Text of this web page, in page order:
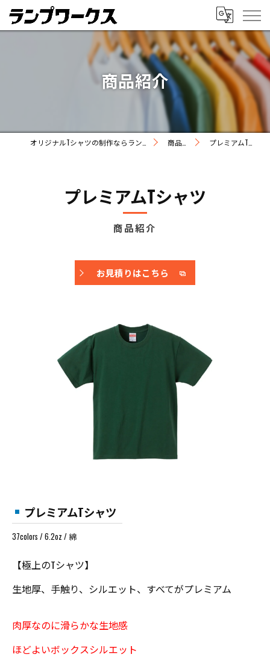
商品紹介
商品紹介 プレミアムTシャツ
商品紹介
プレミアムTシャツ
お見積りはこちら
プレミアムTシャツ
37colors / 6.2oz / 綿
【極上のTシャツ】
生地厚、手触り、シルエット、すべてがプレミアム
肉厚なのに滑らかな生地感
ほどよいボックスシルエット